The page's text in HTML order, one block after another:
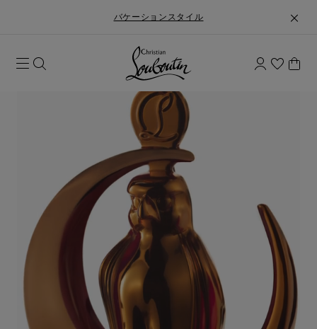
バケーションスタイル